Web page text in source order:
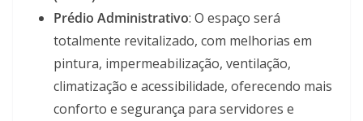
Prédio Administrativo: O espaço será
totalmente revitalizado, com melhorias em
pintura, impermeabilização, ventilação,
climatização e acessibilidade, oferecendo mais
conforto e segurança para servidores e